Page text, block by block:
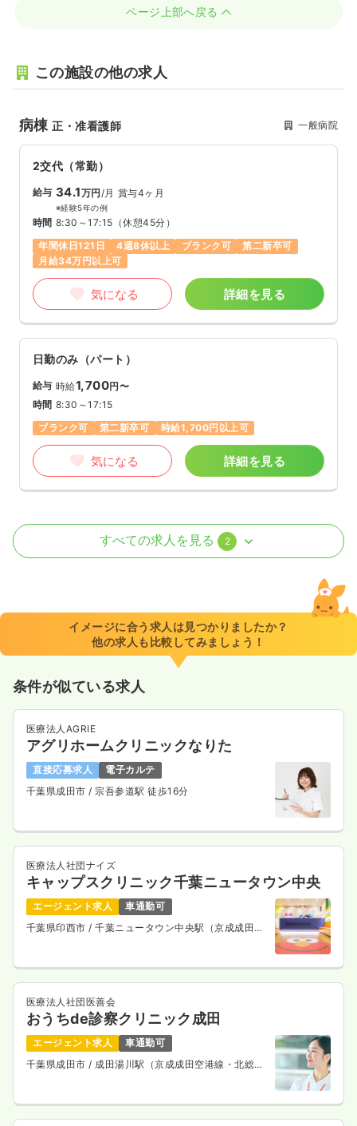
ページ上部へ戻る
この施設の他の求人
病棟正・准看護師 一般病院
2交代（常勤）
給与 34.1万円/月 賞与4ヶ月
※経験5年の例
時間 8:30～17:15 （休憩45分）
年間休日121日
4週8休以上 ブランク可
第二新卒可
月給34万円以上可
気になる 詳細を見る
日勤のみ（パート）
給与 時給1,700円〜
時間 8:30～17:15
ブランク可
第二新卒可 時給1,700円以上可
気になる 詳細を見る
外来 正・准看護師
8:30～17:15（休憩45分）
日祝休み
年間休日121日 4週8休以上
担当業務未経験可
月給27万円以上可
日勤のみ（パート） 一時募集休止
給与 時給 1,700〜1,750円
日祝休み
担当業務未経験可
ブランク可
気になる 詳細を見る
すべての求人を見る 2
イメージに合う求人は見つかりましたか？
他の求人も比較してみましょう！
条件が似ている求人
医療法人AGRIE
アグリホームクリニックなりた
直接応募求人
電子カルテ
千葉県成田市 / 宗吾参道駅 徒歩16分
医療法人社団ナイズ
キャップスクリニック千葉ニュータウン中央
エージェント求人
車通勤可
千葉県印西市 / 千葉ニュータウン中央駅（京成成田空
医療法人社団医善会
おうちde診察クリニック成田
エージェント求人
車通勤可
千葉県成田市 / 成田湯川駅（京成成田空港線・北総鉄